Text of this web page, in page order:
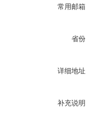
常用邮箱
省份
详细地址
补充说明